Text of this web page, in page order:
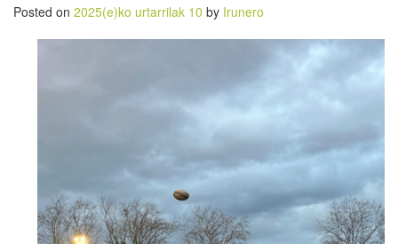
Posted on 2025(e)ko urtarrilak 10 by Irunero